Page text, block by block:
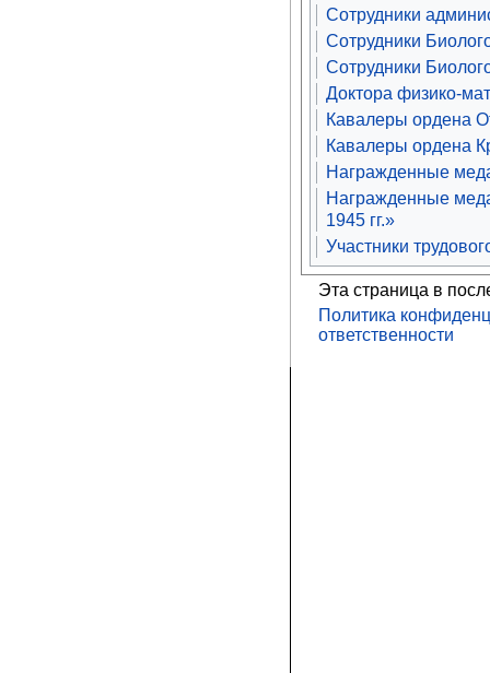
Сотрудники
Сотрудники
Сотрудники
Доктора физико-
Кавалеры ордена
Кавалеры ордена
Награжденные
Награжденные
1945 гг.»
Участники
Эта страница в
Политика
ответственности